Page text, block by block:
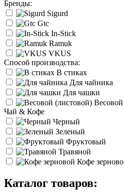
Бренды:
Sigurd
Gtc
In-Stick
Ramuk
VKUS
Cпособ производства:
В стиках
Для чайника
Для чашки
Чай & Кофе
Черный
Зеленый
Фруктовый
Травяной
Кофе
Каталог товаров: